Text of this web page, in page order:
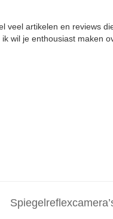
veel artikelen en reviews
wil je enthousiast maken